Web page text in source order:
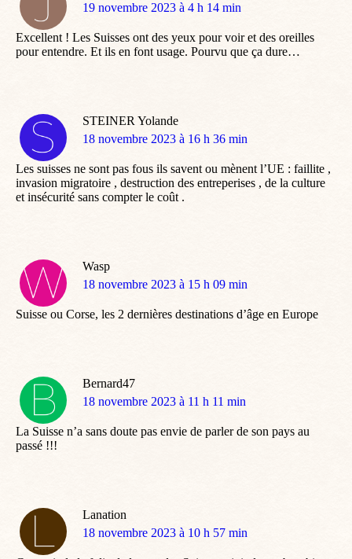
dit
19 novembre 2023 à 4 h 14 min
Excellent ! Les Suisses ont des yeux pour voir et des oreilles
pour entendre. Et ils en font usage. Pourvu que ça dure…
STEINER Yolande
dit
18 novembre 2023 à 16 h 36 min
Les suisses ne sont pas fous ils savent ou mènent l’UE : faillite ,
invasion migratoire , destruction des entreperises , de la culture
et insécurité sans compter le coût .
Wasp
dit
18 novembre 2023 à 15 h 09 min
Suisse ou Corse, les 2 dernières destinations d’âge en Europe
Bernard47
dit
18 novembre 2023 à 11 h 11 min
La Suisse n’a sans doute pas envie de parler de son pays au
passé !!!
Lanation
dit
18 novembre 2023 à 10 h 57 min